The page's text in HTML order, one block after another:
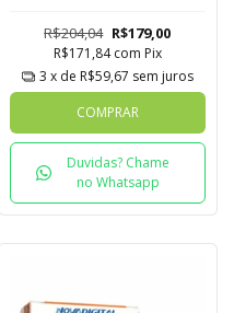
R$204,04 R$179,00
R$171,84com Pix
3 x de R$59,67 sem juros
COMPRAR
Duvidas? Chame
no Whatsapp